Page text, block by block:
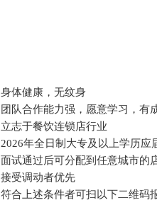
身体健康，无纹身
团队合作能力强，愿意学习，有
立志于餐饮连锁店行业
2026年全日制大专及以上学历应
面试通过后可分配到任意城市的
接受调动者优先
符合上述条件者可扫以下二维码